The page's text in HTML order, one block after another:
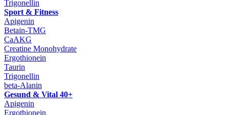
Trigonellin
Sport & Fitness
Apigenin
Betain-TMG
CaAKG
Creatine Monohydrate
Ergothionein
Taurin
Trigonellin
beta-Alanin
Gesund & Vital 40+
Apigenin
Ergothionein